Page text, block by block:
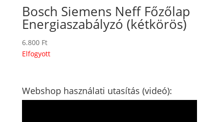
Bosch Siemens Neff Főzőlap
Energiaszabályzó (kétkörös)
6.800 Ft
Elfogyott
Webshop használati utasítás (videó):